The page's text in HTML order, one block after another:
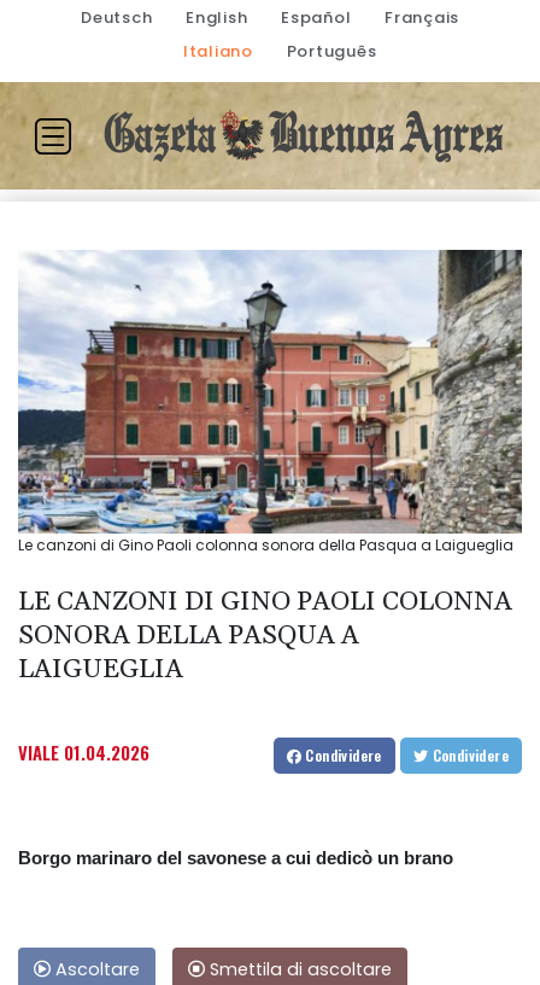
Deutsch English Español
Français
Italiano
Português
Le canzoni di Gino Paoli colonna sonora della Pasqua a Laigueglia
LE CANZONI DI GINO PAOLI COLONNA
SONORA DELLA PASQUA A
LAIGUEGLIA
VIALE 01.04.2026 Condividere Condividere
Borgo marinaro del savonese a cui dedicò un brano
Ascoltare Smettila di ascoltare